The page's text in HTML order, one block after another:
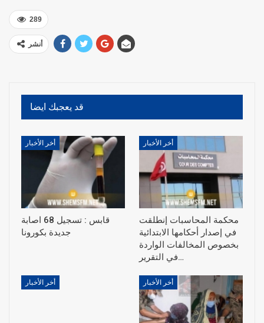
289
أنشر
قد يعجبك ايضا
أخر الأخبار
قابس : تسجيل 68 اصابة
جديدة بكورونا
أخر الأخبار
محكمة المحاسبات إنطلقت
في إصدار أحكامها الابتدائية
بخصوص المخالفات الواردة
في التقرير…
أخر الأخبار أخر الأخبار